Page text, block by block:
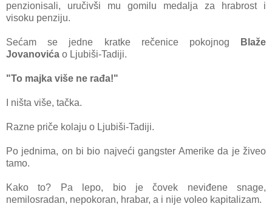
penzionisali, uručivši mu gomilu medalja za hrabrost i
visoku penziju.
Sećam se jedne kratke rečenice pokojnog
Blaže
Jovanovića o Ljubiši-Tadiji.
"To majka više ne rađa!"
I ništa više, tačka.
Razne priče kolaju o Ljubiši-Tadiji.
Po jednima, on bi bio najveći gangsterAmerike da je živeo
tamo.
Kako to? Pa lepo, bio je čovek neviđene snage,
nemilosradan, nepokoran, hrabar, a i nije voleo kapitalizam.